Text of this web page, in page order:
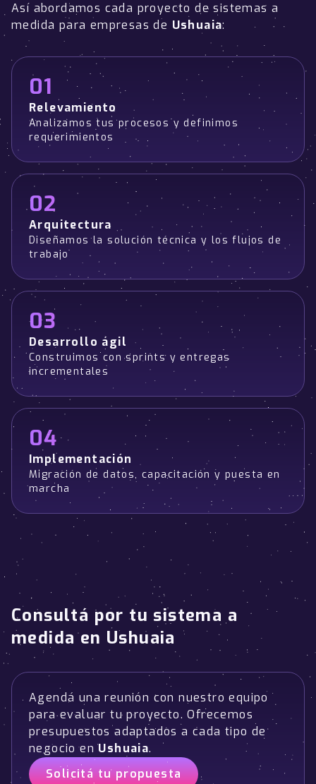
Así abordamos cada proyecto de sistemas a
medida para empresas de Ushuaia:
01
Relevamiento
Analizamos tus procesos y definimos
requerimientos
02
Arquitectura
Diseñamos la solución técnica y los flujos de
trabajo
03
Desarrollo ágil
Construimos con sprints y entregas
incrementales
04
Implementación
Migración de datos, capacitación y puesta en
marcha
Consultá por tu sistema a
medida en Ushuaia
Agendá una reunión con nuestro equipo
para evaluar tu proyecto. Ofrecemos
presupuestos adaptados a cada tipo de
negocio enUshuaia.
Solicitá tu propuesta